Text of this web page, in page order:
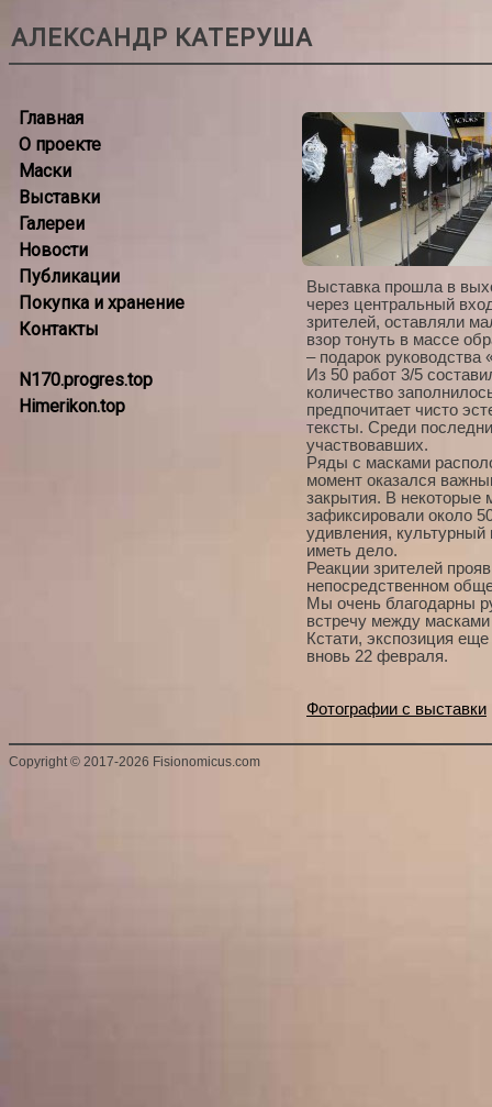
АЛЕКСАНДР КАТЕРУША
Главная
О проекте
Маски
Выставки
Галереи
Новости
Публикации
Покупка и хранение
Контакты
N170.progres.top
Himerikon.top
Выставка прошла в
через центральный
зрителей, оставляли
взор тонуть в массе
– подарок руководства
Из 50 работ 3/5
количество
предпочитает чисто
тексты. Среди
участвовавших.
Ряды с масками
момент оказался
закрытия. В
зафиксировали около
удивления,
иметь дело.
Реакции зрителей
непосредственном
Мы очень благодарны
встречу между
Кстати, экспозиция
вновь 22 февраля.
Фотографии с выставки
Copyright © 2017-2026 Fisionomicus.com